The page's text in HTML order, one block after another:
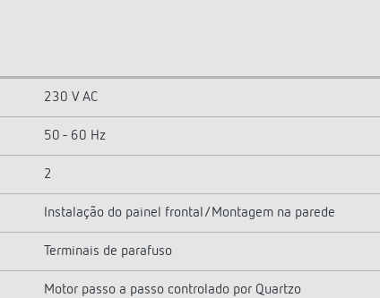
230 V AC
50 - 60 Hz
2
Instalação do painel frontal/Montagem na parede
Terminais de parafuso
Motor passo a passo controlado por Quartzo